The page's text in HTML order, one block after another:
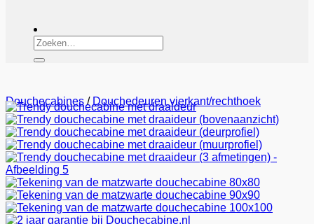
Zoeken
naar:
Douchecabines / Douchedeuren vierkant/rechthoek